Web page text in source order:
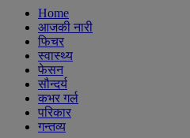
Home
आजकी नारी
फिचर
स्वास्थ्य
फेसन
सौन्दर्य
कभर गर्ल
परिकार
गन्तव्य